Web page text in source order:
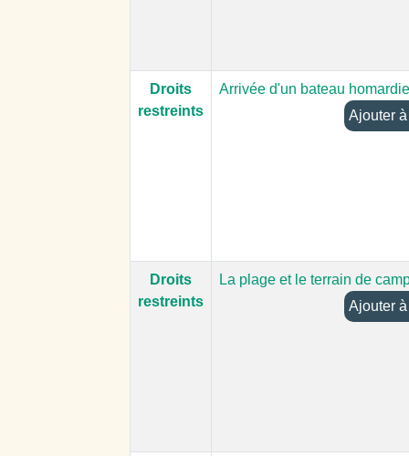
Droits
restreints
Arrivée d'un bateau
Droits
restreints
La plage et le terrain de